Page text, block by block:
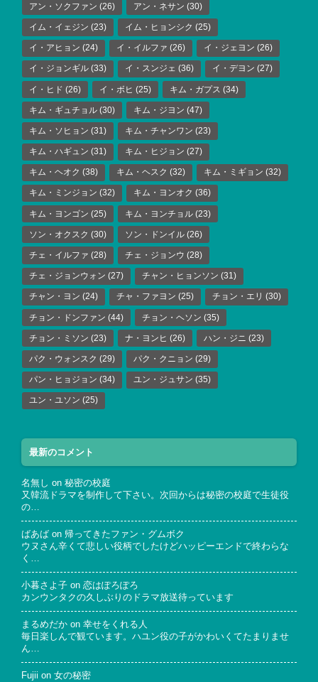
アン・ソクファン (26) アン・ネサン (30)
イム・イェジン (23) イム・ヒョンシク (25)
イ・アヒョン (24) イ・イルファ (26) イ・ジェヨン (26)
イ・ジョンギル (33) イ・スンジェ (36) イ・デヨン (27)
イ・ヒド (26) イ・ボヒ (25) キム・ガプス (34)
キム・ギュチョル (30) キム・ジヨン (47)
キム・ソヒョン (31) キム・チャンワン (23)
キム・ハギュン (31) キム・ヒジョン (27)
キム・ヘオク (38) キム・ヘスク (32) キム・ミギョン (32)
キム・ミンジョン (32) キム・ヨンオク (36)
キム・ヨンゴン (25) キム・ヨンチョル (23)
ソン・オクスク (30) ソン・ドンイル (26)
チェ・イルファ (28) チェ・ジョンウ (28)
チェ・ジョンウォン (27) チャン・ヒョンソン (31)
チャン・ヨン (24) チャ・ファヨン (25) チョン・エリ (30)
チョン・ドンファン (44) チョン・ヘソン (35)
チョン・ミソン (23) ナ・ヨンヒ (26) ハン・ジニ (23)
パク・ウォンスク (29) パク・クニョン (29)
パン・ヒョジョン (34) ユン・ジュサン (35)
ユン・ユソン (25)
最新のコメント
名無し on 秘密の校庭
又韓流ドラマを制作して下さい。次回からは秘密の校庭で生徒役
の…
ばあば on 帰ってきたファン・グムボク
ウヌさん辛くて悲しい役柄でしたけどハッピーエンドで終わらな
く…
小暮さよ子 on 恋はぽろぽろ
カンウンタクの久しぶりのドラマ放送待っています
まるめだか on 幸せをくれる人
毎日楽しんで観ています。ハユン役の子がかわいくてたまりませ
ん…
Fujii on 女の秘密